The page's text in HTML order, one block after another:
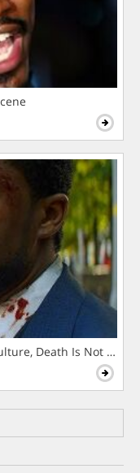
Death Is Not The